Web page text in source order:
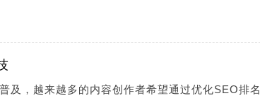
及，越来越多的内容创作者希望通过优化SEO排